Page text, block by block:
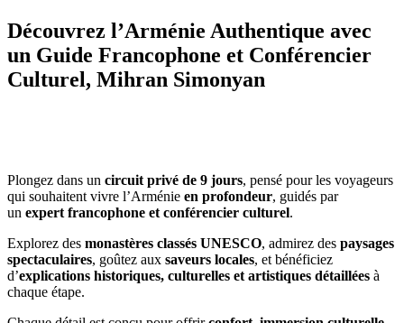
Découvrez l’Arménie Authentique avec
un Guide Francophone et Conférencier
Culturel, Mihran Simonyan
Plongez dans un circuit privé de 9 jours, pensé pour les voyageurs
qui souhaitent vivre l’Arménie en profondeur, guidés par
un expert francophone et conférencier culturel.
Explorez des monastères classés UNESCO, admirez des paysages
spectaculaires, goûtez aux saveurs locales, et bénéficiez
d’explications historiques, culturelles et artistiques détaillées à
chaque étape.